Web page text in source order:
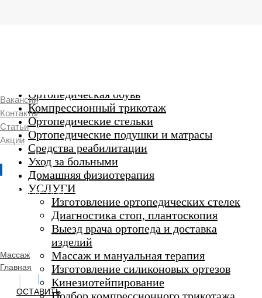
г. Люберцы
Пн-Вс 9:00 - 20:45
салон
Ортопедическая обувь
Компрессионный трикотаж
Ортопедические стельки
Ортопедические подушки и матрасы
Средства реабилитации
Уход за больными
Домашняя физиотерапия
УСЛУГИ
Изготовление ортопедических стелек
Диагностика стоп, плантоскопия
Выезд врача ортопеда и доставка
изделий
Массаж и мануальная терапия
Изготовление силиконовых ортезов
Кинезиотейпирование
Вакансии
Контакты
Статьи
Акции
Массаж
Главная
ОСТАВИТЬ